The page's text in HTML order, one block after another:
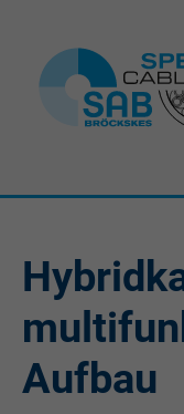
Aufbau